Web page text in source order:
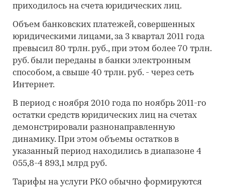
приходилось на счета юридических лиц.
Объем банковских платежей, совершенных
юридическими лицами, за 3 квартал 2011 года
превысил 80 трлн. руб., при этом более 70 трлн.
руб. были переданы в банки электронным
способом, а свыше 40 трлн. руб. - через сеть
Интернет.
В период с ноября 2010 года по ноябрь 2011-го
остатки средств юридических лиц на счетах
демонстрировали разнонаправленную
динамику. При этом объемы остатков в
указанный период находились в диапазоне 4
055,8-4 893,1 млрд руб.
Тарифы на услуги РКО обычно формируются